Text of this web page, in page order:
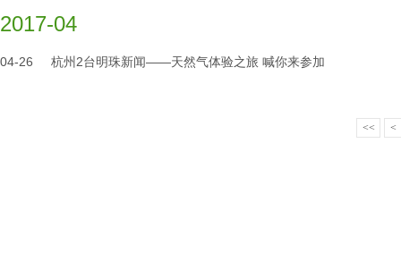
2017-04
04-26 杭州2台明珠新闻——天然气体验之旅 喊你来参加
<< <